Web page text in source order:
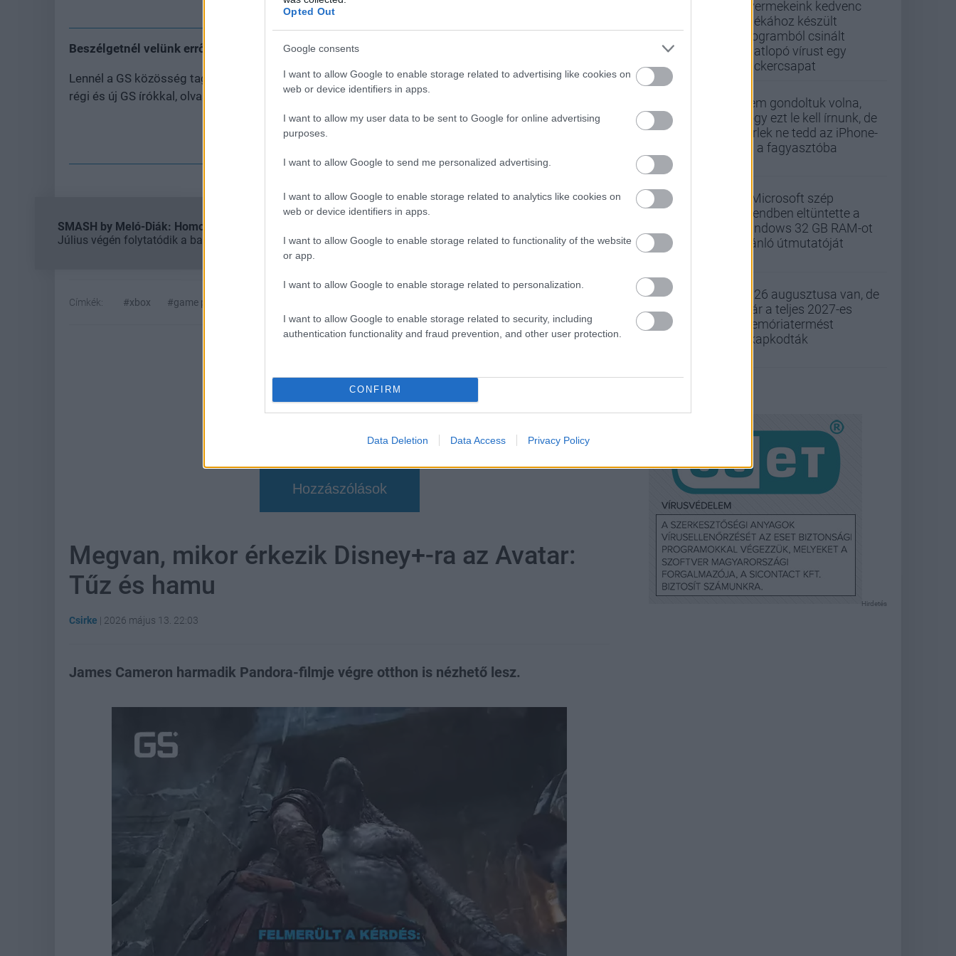
Opted Out
Google consents
I want to allow Google to enable storage related to advertising like cookies on
web or device identifiers in apps.
I want to allow my user data to be sent to Google for online advertising
purposes.
I want to allow Google to send me personalized advertising.
I want to allow Google to enable storage related to analytics like cookies on
web or device identifiers in apps.
I want to allow Google to enable storage related to functionality of the website
or app.
I want to allow Google to enable storage related to personalization.
I want to allow Google to enable storage related to security, including
authentication functionality and fraud prevention, and other user protection.
CONFIRM
Data Deletion Data Access Privacy Policy
Beszélgetnél velünk erről a hírről?
Lennél a GS közösség tagja? Gyere a GS Party/Chat Facebook csoportba, dobj fel témákat, dumálj
régi és új GS írókkal, olvasókkal!
Csatlakozom
SMASH by Meló-Diák: Homok, zene és a nyár legjobb hangulata – Jön a második forduló! (X)
Július végén folytatódik a balatoni strandröplabda-sorozat.
Címkék: #xbox #game pass
Hozzászólások
Megvan, mikor érkezik Disney+-ra az Avatar:
Tűz és hamu
Csirke | 2026 május 13. 22:03
James Cameron harmadik Pandora-filmje végre otthon is nézhető lesz.
Gyermekeink kedvenc
játékához készült
programból csinált
adatlopó vírust egy
hackercsapat
Nem gondoltuk volna,
hogy ezt le kell írnunk, de
kérlek ne tedd az iPhone-
od a fagyasztóba
A Microsoft szép
csendben eltüntette a
Windows 32 GB RAM-ot
ajánló útmutatóját
2026 augusztusa van, de
már a teljes 2027-es
memóriatermést
elkapkodták
Hirdetés